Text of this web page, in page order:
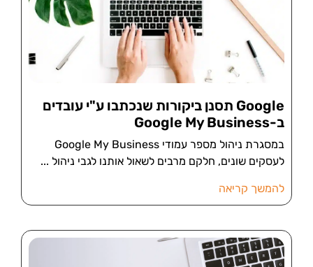
Google תסנן ביקורות שנכתבו ע"י עובדים
ב-Google My Business
במסגרת ניהול מספר עמודי Google My Business
לעסקים שונים, חלקם מרבים לשאול אותנו לגבי ניהול
להמשך קריאה